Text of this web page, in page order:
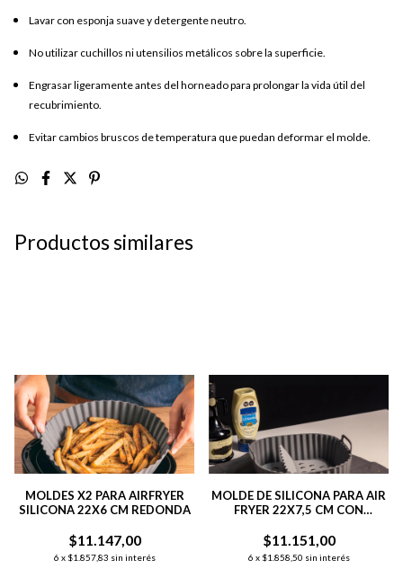
Lavar con esponja suave y detergente neutro.
No utilizar cuchillos ni utensilios metálicos sobre la superficie.
Engrasar ligeramente antes del horneado para prolongar la vida útil del
recubrimiento.
Evitar cambios bruscos de temperatura que puedan deformar el molde.
Productos similares
MOLDES X2 PARA AIRFRYER
SILICONA 22X6 CM REDONDA
$11.147,00
6 x $1.857,83 sin interés
MOLDE DE SILICONA PARA AIR
FRYER 22X7,5 CM CON
$11.151,00
6 x $1.858,50 sin interés